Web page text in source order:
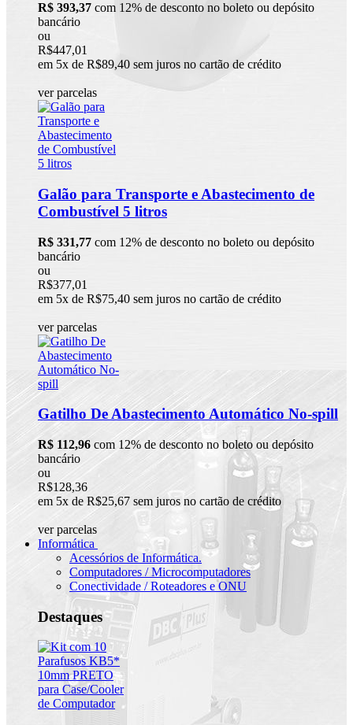
R$ 393,37 com 12% de desconto no boleto ou depósito
bancário
ou
R$447,01
em 5x de R$89,40 sem juros no cartão de crédito
ver parcelas
Galão para Transporte e Abastecimento de
Combustível 5 litros
R$ 331,77 com 12% de desconto no boleto ou depósito
bancário
ou
R$377,01
em 5x de R$75,40 sem juros no cartão de crédito
ver parcelas
Gatilho De Abastecimento Automático No-spill
R$ 112,96 com 12% de desconto no boleto ou depósito
bancário
ou
R$128,36
em 5x de R$25,67 sem juros no cartão de crédito
ver parcelas
Informática
Acessórios de Informática.
Computadores / Microcomputadores
Conectividade / Roteadores e ONU
Destaques